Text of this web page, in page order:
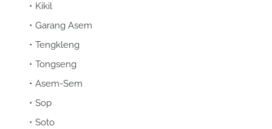
Kikil
Garang Asem
Tengkleng
Tongseng
Asem-Sem
Sop
Soto